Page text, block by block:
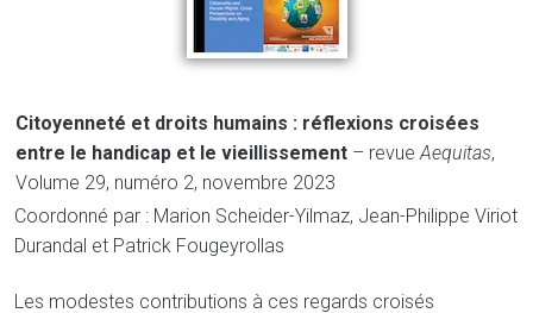
Citoyenneté et droits humains : réflexions croisées
entre le handicap et le vieillissement – revueAequitas,
Volume 29, numéro 2, novembre 2023
Coordonné par : Marion Scheider-Yilmaz, Jean-Philippe Viriot
Durandal et Patrick Fougeyrollas
Les modestes contributions à ces regards croisés